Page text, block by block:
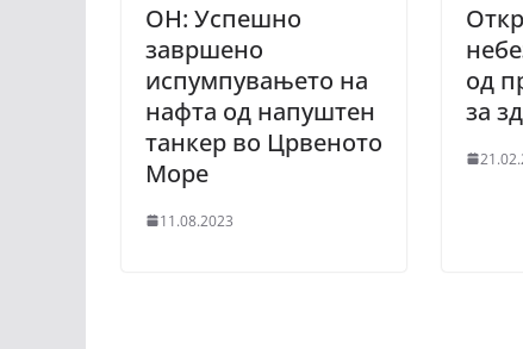
ОН: Успешно
завршено
испумпувањето на
нафта од напуштен
танкер во Црвеното
Море
11.08.2023
од
за